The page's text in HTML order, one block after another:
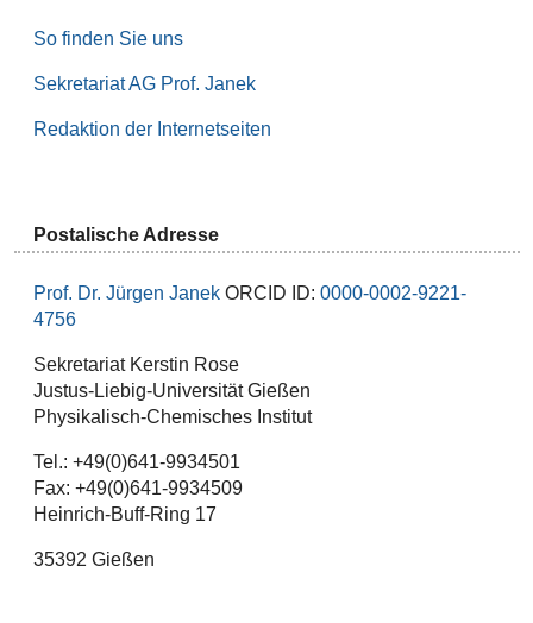
So finden Sie uns
Sekretariat AG Prof. Janek
Redaktion der Internetseiten
Postalische Adresse
Prof. Dr. Jürgen JanekORCID ID: 0000-0002-9221-
4756
Sekretariat Kerstin Rose
Justus-Liebig-Universität Gießen
Physikalisch-Chemisches Institut
Tel.: +49(0)641-9934501
Fax: +49(0)641-9934509
Heinrich-Buff-Ring 17
35392 Gießen